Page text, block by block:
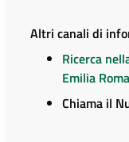
Altri canali di
Ricerca
Emilia
Chiama il